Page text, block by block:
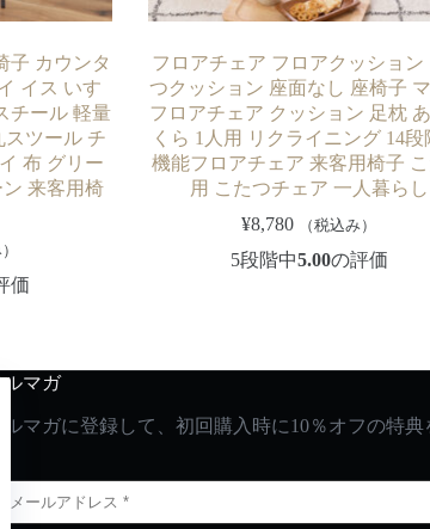
子 カウンタ
イス いす
チール 軽量
スツール チ
布 グリー
来客用椅
価
フロアチェア フロアクッション
つクッション 座面なし 座椅子
フロアチェア クッション 足枕
くら 1人用 リクライニング 14段
機能フロアチェア 来客用椅子
用 こたつチェア 一人暮らし
¥8,780 （税込み）
5段階中5.00の評価
ルマガ
ルマガに登録して、初回購入時に10％オフの特典